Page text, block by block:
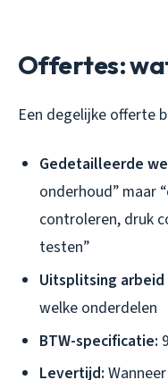
Offertes:
Een degelijke offerte
Gedetailleerde
onderhoud” maar
controleren, druk
testen”
Uitsplitsing
welke onderdelen
BTW-specificatie:
Levertijd: